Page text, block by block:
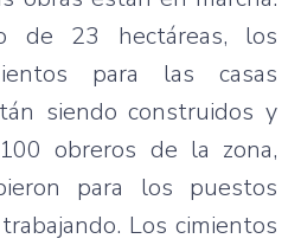
de 23 hectáreas, los
para las casas
siendo construidos y
obreros de la zona,
para los puestos
Los cimientos